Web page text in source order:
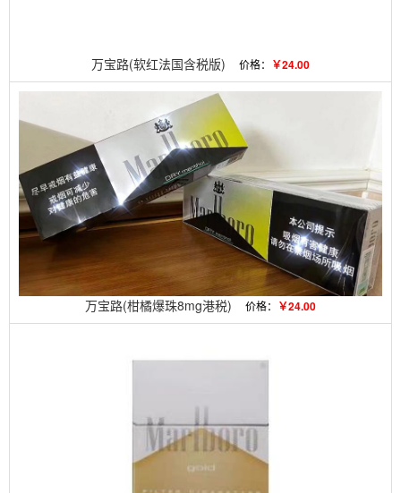
万宝路(软红法国含税版) 价格： ￥24.00
万宝路(柑橘爆珠8mg港税) 价格： ￥24.00